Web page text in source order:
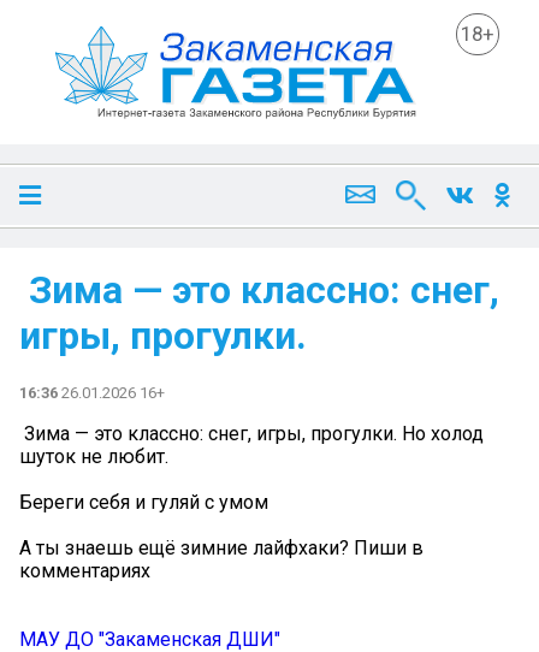
18+
️ Зима — это классно: снег,
игры, прогулки.
16:36 26.01.2026 16+
️ Зима — это классно: снег, игры, прогулки. Но холод
шуток не любит.
Береги себя и гуляй с умом
А ты знаешь ещё зимние лайфхаки? Пиши в
комментариях
МАУ ДО "Закаменская ДШИ"